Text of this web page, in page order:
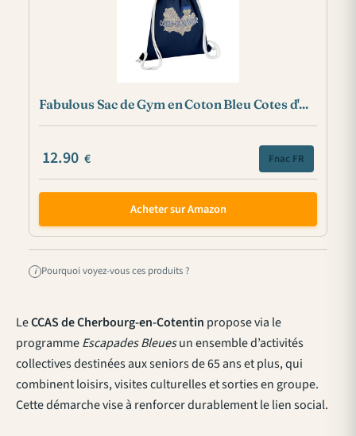
Fabulous Sac de Gym en Coton Bleu Cotes d'...
12.90 € Fnac FR
Acheter sur Amazon
i Pourquoi voyez-vous ces produits ?
LeCCAS de Cherbourg-en-Cotentin propose via le
programmeEscapades Bleuesun ensemble d’activités
collectives destinées aux seniors de 65 ans et plus, qui
combinent loisirs, visites culturelles et sorties en groupe.
Cette démarche vise à renforcer durablement le lien social.